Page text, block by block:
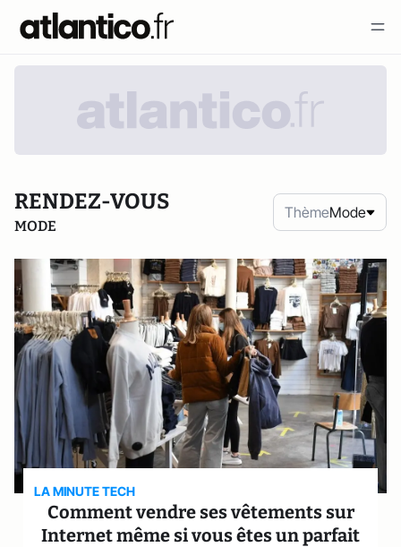
RENDEZ-VOUS
MODE
ThèmeMode
LA MINUTE TECH
Comment vendre ses vêtements sur
Internet même si vous êtes un parfait